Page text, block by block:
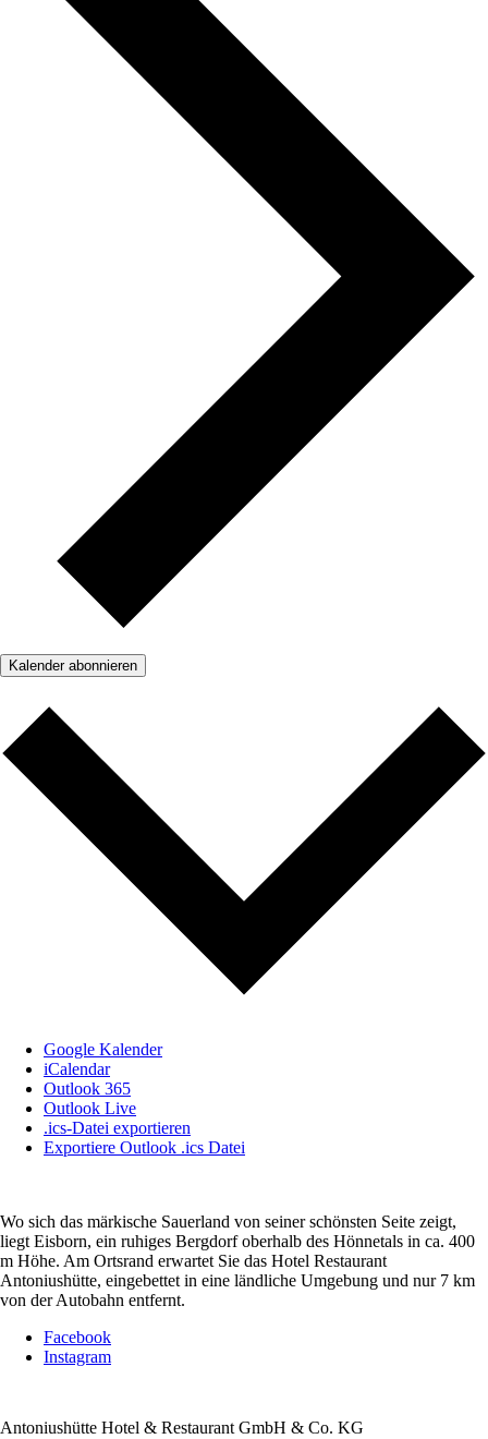
Kalender abonnieren
Google Kalender
iCalendar
Outlook 365
Outlook Live
.ics-Datei exportieren
Exportiere Outlook .ics Datei
Wo sich das märkische Sauerland von seiner schönsten Seite zeigt,
liegt Eisborn, ein ruhiges Bergdorf oberhalb des Hönnetals in ca. 400
m Höhe. Am Ortsrand erwartet Sie das Hotel Restaurant
Antoniushütte, eingebettet in eine ländliche Umgebung und nur 7 km
von der Autobahn entfernt.
Facebook
Instagram
Antoniushütte Hotel & Restaurant GmbH & Co. KG